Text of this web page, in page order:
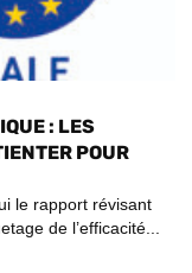
: LES
POUR
le rapport révisant
de l’efficacité...